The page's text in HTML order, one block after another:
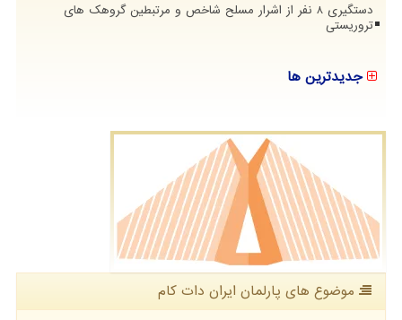
دستگیری 8 نفر از اشرار مسلح شاخص و مرتبطین گروهک های
تروریستی
جدیدترین ها
موضوع های پارلمان ایران دات كام